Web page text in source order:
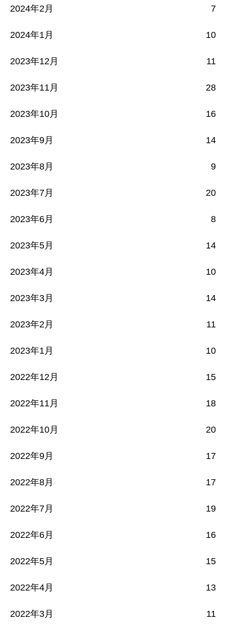
2024年2月 7
2024年1月 10
2023年12月 11
2023年11月 28
2023年10月 16
2023年9月 14
2023年8月 9
2023年7月 20
2023年6月 8
2023年5月 14
2023年4月 10
2023年3月 14
2023年2月 11
2023年1月 10
2022年12月 15
2022年11月 18
2022年10月 20
2022年9月 17
2022年8月 17
2022年7月 19
2022年6月 16
2022年5月 15
2022年4月 13
2022年3月 11